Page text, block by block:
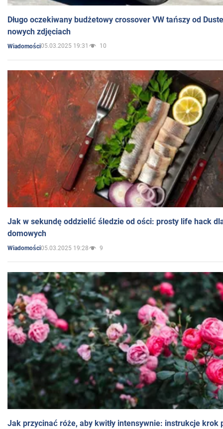
Długo oczekiwany budżetowy crossover VW tańszy od
nowych zdjęciach
Wiadomości05.03.2025 19:31 10
Jak w sekundę oddzielić śledzie od ości: prosty life hack
domowych
Wiadomości05.03.2025 19:28 9
Jak przycinać róże, aby kwitły intensywnie: instrukcje krok